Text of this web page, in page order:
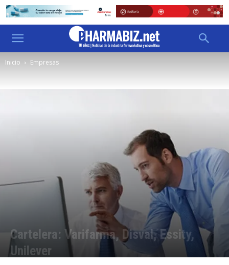
Inicio Empresas
Cartelera: Varifarma, Disval, Essity,
Unilever